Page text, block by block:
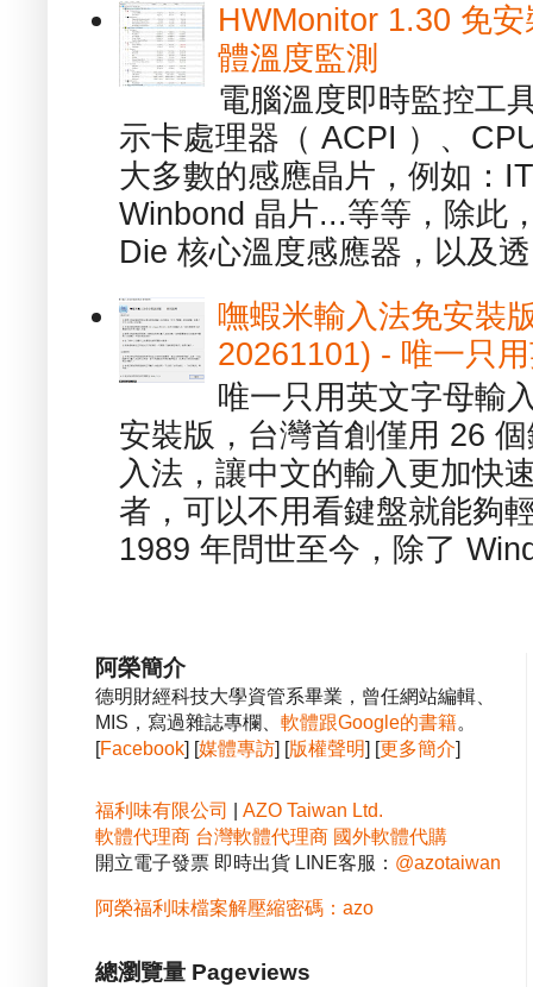
HWMonitor 1.30 免
體溫度監測
電腦溫度即時監控工
示卡處理器（ ACPI ）、
大多數的感應晶片，例如：
Winbond 晶片...等等，除此
Die 核心溫度感應器，以及
嘸蝦米輸入法免安裝
20261101) - 唯一只
唯一只用英文字母輸
安裝版，台灣首創僅用 26
入法，讓中文的輸入更加快
者，可以不用看鍵盤就能夠
1989 年問世至今，除了
阿榮簡介
德明財經科技大學資管系畢業，曾任網站編輯、
MIS，寫過雜誌專欄、 軟體跟Google的書籍。
[Facebook] [媒體專訪] [版權聲明] [更多簡介]
福利味有限公司
AZO Taiwan Ltd.
軟體代理商 台灣軟體代理商 國外軟體代購
開立電子發票 即時出貨 LINE客服： @azotaiwan
阿榮福利味檔案解壓縮密碼：azo
總瀏覽量 Pageviews